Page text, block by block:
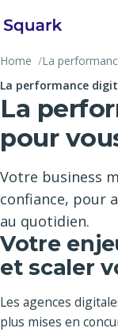
Home
La
La performance
La
pour
Votre business
confiance, pour
au quotidien.
Votre
et scaler
Les agences
plus mises en